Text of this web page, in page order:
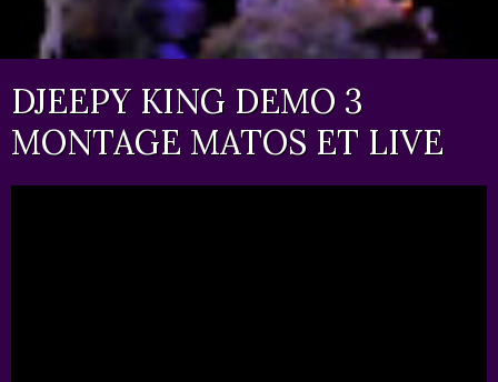
DJEEPY KING DEMO 3
MONTAGE MATOS ET LIVE